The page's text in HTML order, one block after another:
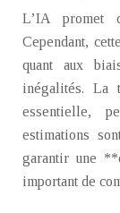
L’IA promet
Cependant,
quant aux
inégalités. La
essentielle,
estimations
garantir une
important de